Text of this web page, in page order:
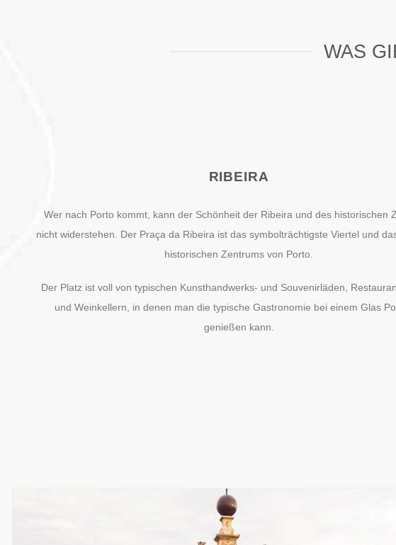
WAS
RIBEIRA
Wer nach Porto kommt, kann der Schönheit der Ribeira und des historischen
nicht widerstehen. Der Praça da Ribeira ist das symbolträchtigste Viertel und
historischen Zentrums von Porto.
Der Platz ist voll von typischen Kunsthandwerks- und Souvenirläden,
und Weinkellern, in denen man die typische Gastronomie bei einem Glas
genießen kann.